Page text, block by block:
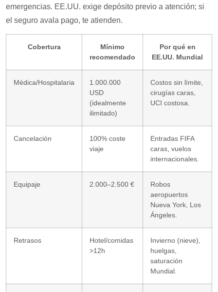
emergencias. EE.UU. exige depósito previo a atención; si
el seguro avala pago, te atienden.
Cobertura
Mínimo
recomendado
Por qué en
EE.UU. Mundial
Médica/Hospitalaria
1.000.000
USD
(idealmente
ilimitado)
Costos sin límite,
cirugías caras,
UCI costosa.
Cancelación
100% coste
viaje
Entradas FIFA
caras, vuelos
internacionales.
Equipaje 2.000–2.500 €
Robos
aeropuertos
Nueva York, Los
Ángeles.
Retrasos
Hotel/comidas
>12h
Invierno (nieve),
huelgas,
saturación
Mundial.